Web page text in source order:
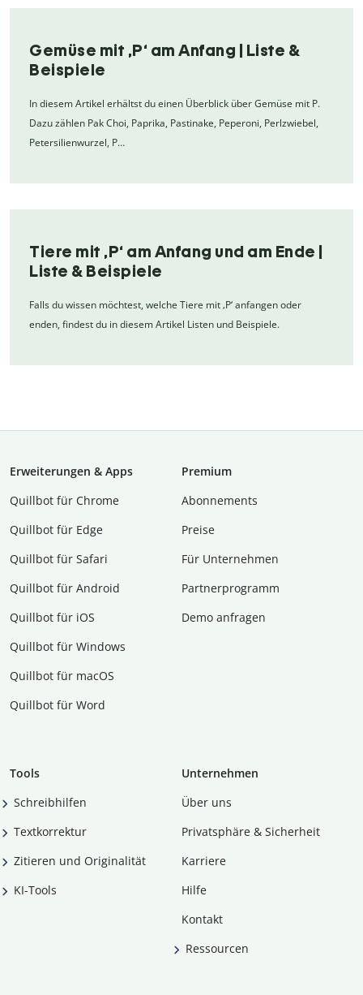
Gemüse mit ,P‘ am Anfang | Liste &
Beispiele
In diesem Artikel erhältst du einen Überblick über Gemüse mit P.
Dazu zählen Pak Choi, Paprika, Pastinake, Peperoni, Perlzwiebel,
Petersilienwurzel, P…
Tiere mit ‚P‘ am Anfang und am Ende |
Liste & Beispiele
Falls du wissen möchtest, welche Tiere mit ‚P‘ anfangen oder
enden, findest du in diesem Artikel Listen und Beispiele.
Erweiterungen & Apps
Quillbot für Chrome
Quillbot für Edge
Quillbot für Safari
Quillbot für Android
Quillbot für iOS
Quillbot für Windows
Quillbot für macOS
Quillbot für Word
Premium
Abon­ne­ments
Preise
Für Unternehmen
Partnerprogramm
Demo anfragen
Tools
Schreibhilfen
Textkorrektur
Zitieren und Originalität
KI-Tools
Unternehmen
Über uns
Privatsphäre & Sicherheit
Karriere
Hilfe
Kontakt
Ressourcen